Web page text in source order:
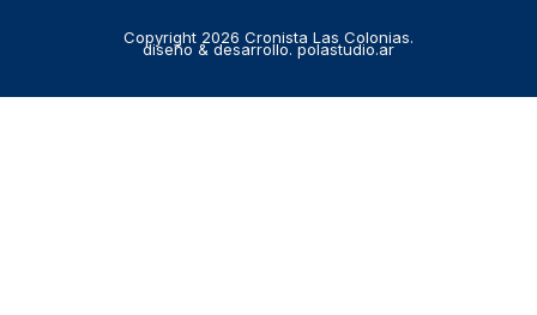
Copyright 2026 Cronista Las Colonias.
diseño & desarrollo. polastudio.ar